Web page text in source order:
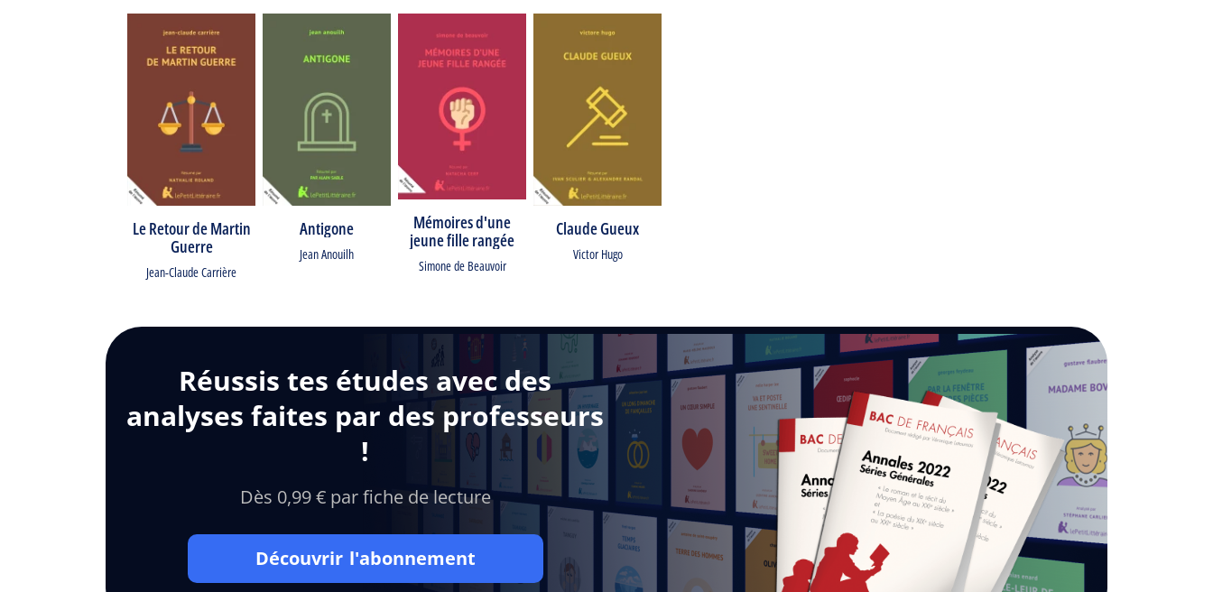
Le Retour de Martin
Guerre
Jean-Claude Carrière
Antigone
Jean Anouilh
Mémoires d'une
jeune fille rangée
Simone de Beauvoir
Claude Gueux
Victor Hugo
Réussis tes études avec des
analyses faites par des professeurs
!
Dès 0,99 € par fiche de lecture
Découvrir l'abonnement